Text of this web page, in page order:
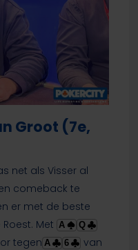
Groot (7e,
net als Visser al
comeback te
er met de beste
Met A Q
tegen A 6
van